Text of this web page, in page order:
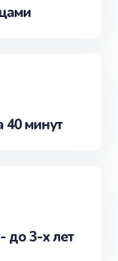
40 минут
до 3-х лет